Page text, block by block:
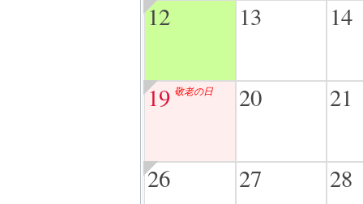
12 13 14
19 敬老の日 20 21
26 27 28